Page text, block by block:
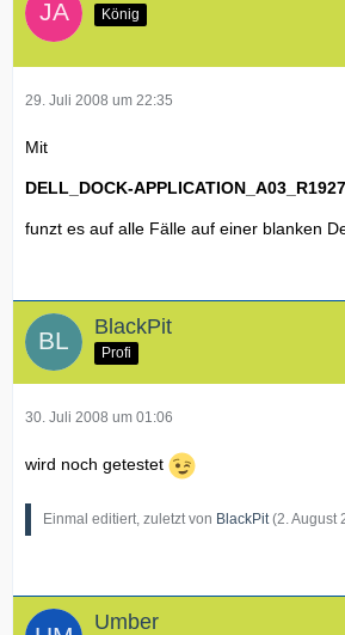
König
29. Juli 2008 um 22:35
Mit
DELL_DOCK-
funzt es auf alle Fälle auf einer blanken
BlackPit
Profi
30. Juli 2008 um 01:06
wird noch getestet
Einmal editiert, zuletzt von BlackPit (2. August
Umber